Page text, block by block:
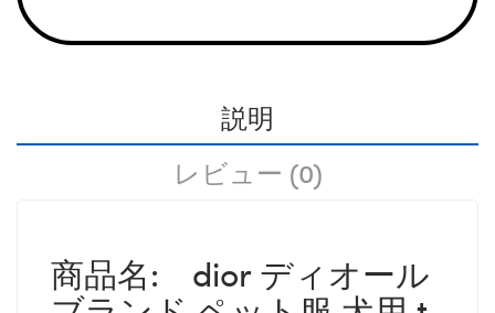
説明
レビュー (0)
商品名: dior ディオール